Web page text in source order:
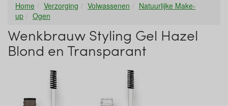
Home Verzorging Volwassenen
Natuurlijke Make-
up
Ogen
Wenkbrauw Styling Gel Hazel
Blond en Transparant